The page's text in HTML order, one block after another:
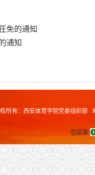
免的通知
通知
所有：西安体育学院党委组织部
您是第